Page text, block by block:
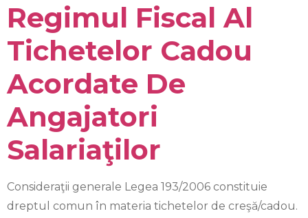
Regimul Fiscal Al
Tichetelor Cadou
Acordate De
Angajatori
Salariaţilor
Consideraţii generale Legea 193/2006 constituie
dreptul comun în materia tichetelor de creşă/cadou.